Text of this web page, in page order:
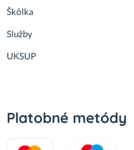
Škôlka
Služby
UKSUP
Platobné metódy